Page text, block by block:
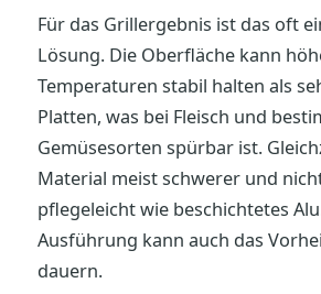
Für das Grillergebnis ist das oft
Lösung. Die Oberfläche kann
Temperaturen stabil halten als
Platten, was bei Fleisch und
Gemüsesorten spürbar ist.
Material meist schwerer und
pflegeleicht wie beschichtetes
Ausführung kann auch das
dauern.